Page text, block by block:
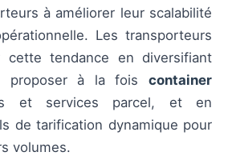
à améliorer leur scalabilité
Les transporteurs
cette tendance en diversifiant
proposer à la fois container
et services parcel, et en
de tarification dynamique pour
volumes.